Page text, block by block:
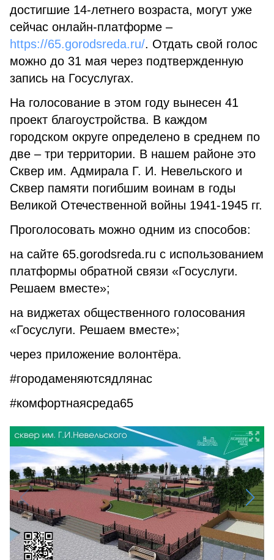
достигшие 14-летнего возраста, могут уже
сейчас онлайн-платформе –
https://65.gorodsreda.ru/. Отдать свой голос
можно до 31 мая через подтвержденную
запись на Госуслугах.
На голосование в этом году вынесен 41
проект благоустройства. В каждом
городском округе определено в среднем по
две – три территории. В нашем районе это
Сквер им. Адмирала Г. И. Невельского и
Сквер памяти погибшим воинам в годы
Великой Отечественной войны 1941-1945 гг.
Проголосовать можно одним из способов:
на сайте 65.gorodsreda.ru с использованием
платформы обратной связи «Госуслуги.
Решаем вместе»;
на виджетах общественного голосования
«Госуслуги. Решаем вместе»;
через приложение волонтёра.
#городаменяютсядлянас
#комфортнаясреда65